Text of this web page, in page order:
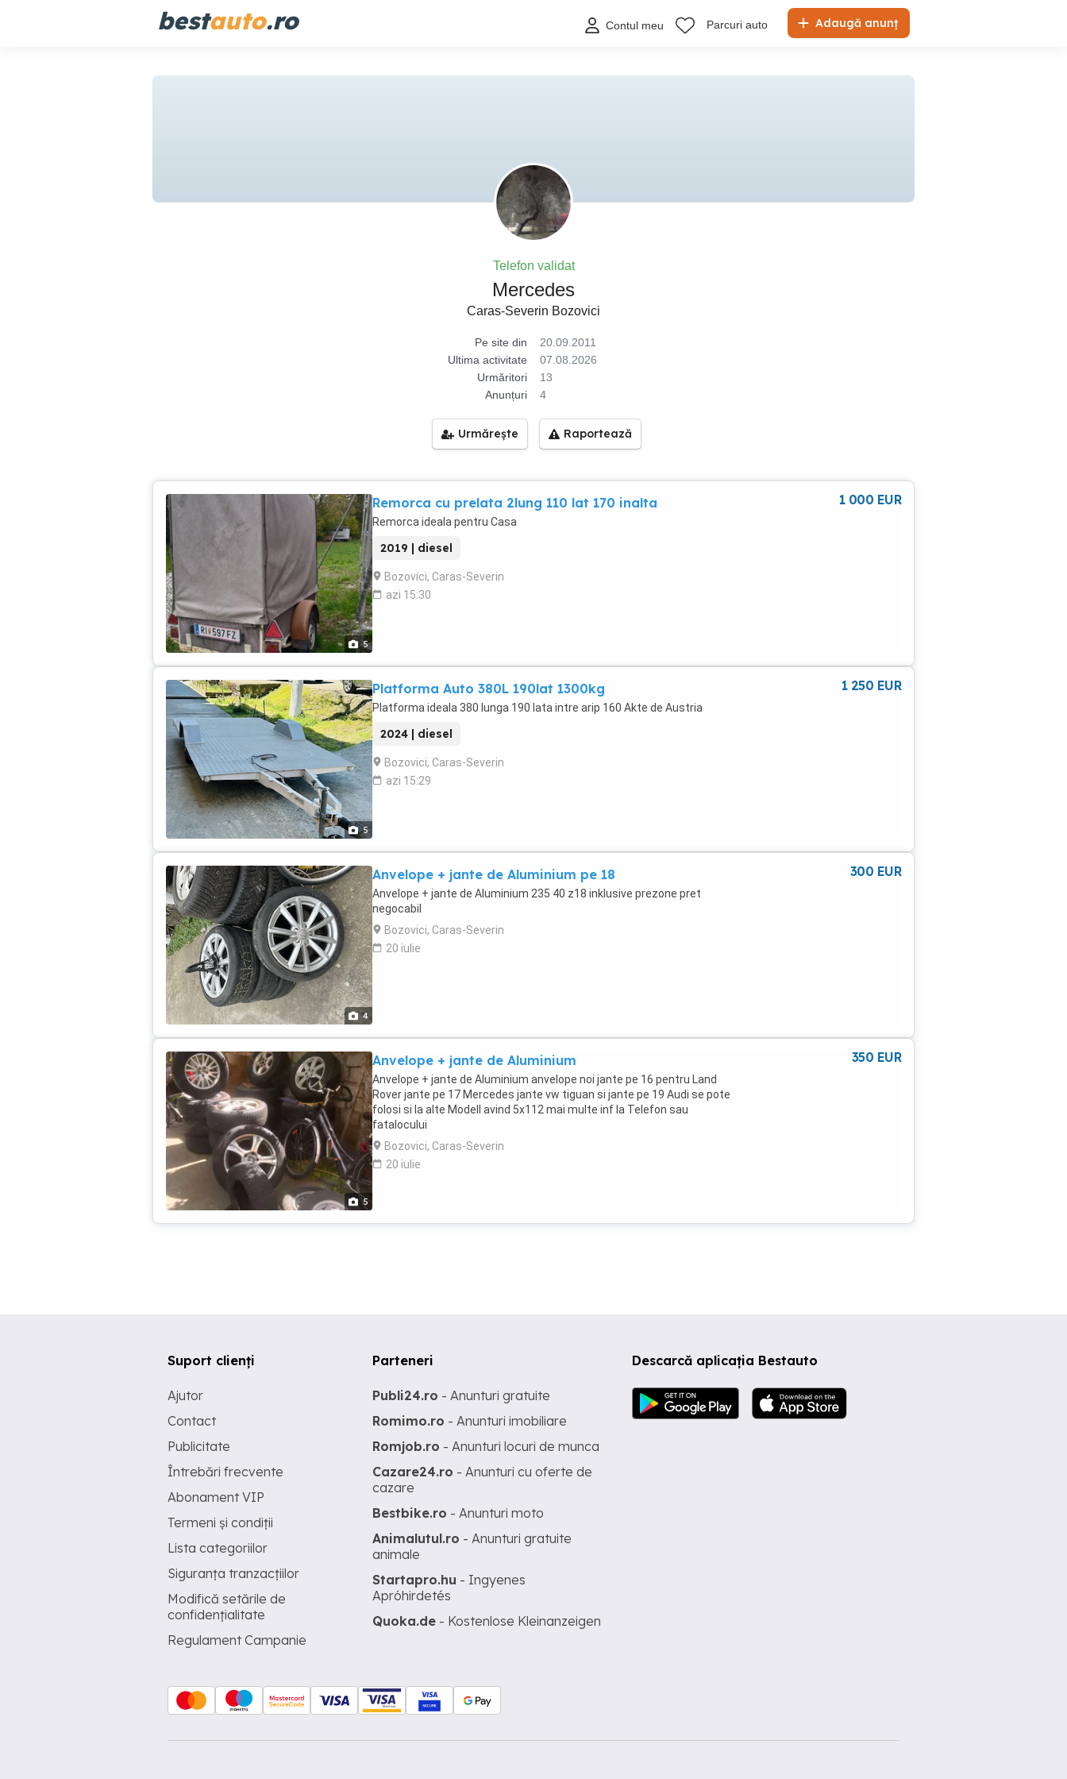
bestauto.ro Adaugă anunț
Contul meu Parcuri auto
Telefon validat
Mercedes
Caras-Severin Bozovici
Pe site din
20.09.2011
Ultima activitate
07.08.2026
Urmăritori
13
Anunțuri
4
Urmărește Raportează
5
Remorca cu prelata 2lung 110 lat 170 inalta
Remorca ideala pentru Casa
2019 | diesel
Bozovici, Caras-Severin
azi 15:30
1 000 EUR
5
Platforma Auto 380L 190lat 1300kg
Platforma ideala 380 lunga 190 lata intre arip 160 Akte de Austria
2024 | diesel
Bozovici, Caras-Severin
azi 15:29
1 250 EUR
4
Anvelope + jante de Aluminium pe 18
Anvelope + jante de Aluminium 235 40 z18 inklusive prezone pret
negocabil
Bozovici, Caras-Severin
20 iulie
300 EUR
5
Anvelope + jante de Aluminium
Anvelope + jante de Aluminium anvelope noi jante pe 16 pentru Land
Rover jante pe 17 Mercedes jante vw tiguan si jante pe 19 Audi se pote
folosi si la alte Modell avind 5x112 mai multe inf la Telefon sau
fatalocului
Bozovici, Caras-Severin
20 iulie
350 EUR
Descarcă aplicația Bestauto
Suport clienți
Ajutor
Contact
Publicitate
Întrebări frecvente
Abonament VIP
Termeni și condiții
Lista categoriilor
Siguranța tranzacțiilor
Modifică setările de
confidențialitate
Regulament Campanie
Parteneri
Publi24.ro - Anunturi gratuite
Romimo.ro - Anunturi imobiliare
Romjob.ro - Anunturi locuri de munca
Cazare24.ro - Anunturi cu oferte de
cazare
Bestbike.ro - Anunturi moto
Animalutul.ro - Anunturi gratuite
animale
Startapro.hu - Ingyenes
Apróhirdetés
Quoka.de - Kostenlose Kleinanzeigen